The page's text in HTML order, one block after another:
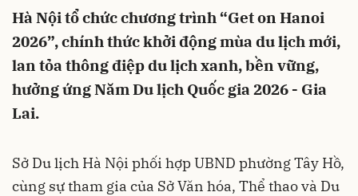
Hà Nội tổ chức chương trình “Get on Hanoi
2026”, chính thức khởi động mùa du lịch mới,
lan tỏa thông điệp du lịch xanh, bền vững,
hưởng ứng Năm Du lịch Quốc gia 2026 - Gia
Lai.
Sở Du lịch Hà Nội phối hợp UBND phường Tây Hồ,
cùng sự tham gia của Sở Văn hóa, Thể thao và Du
Hủy